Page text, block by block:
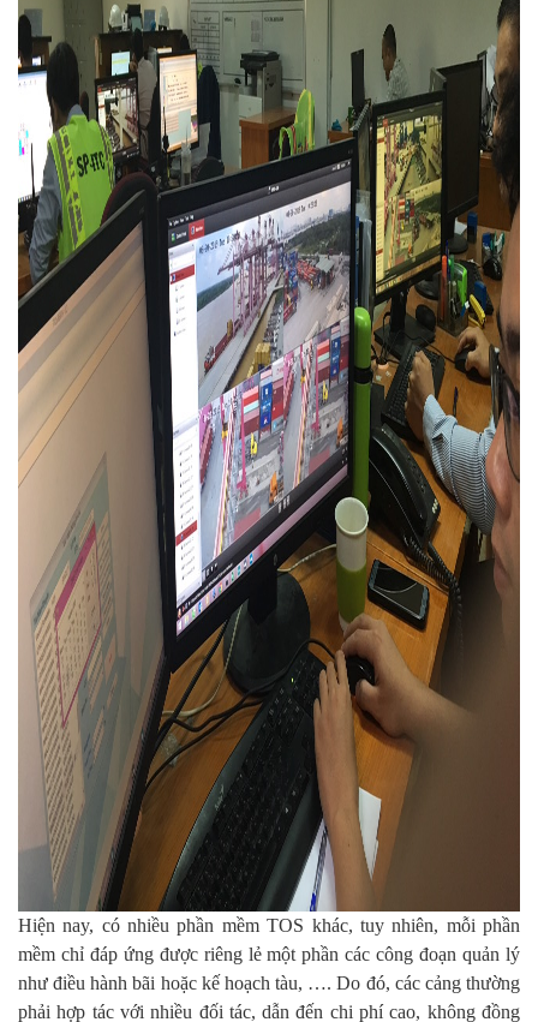
Hiện nay, có nhiều phần mềm TOS khác, tuy nhiên, mỗi phần
mềm chỉ đáp ứng được riêng lẻ một phần các công đoạn quản lý
như điều hành bãi hoặc kế hoạch tàu, …. Do đó, các cảng thường
phải hợp tác với nhiều đối tác, dẫn đến chi phí cao, không đồng